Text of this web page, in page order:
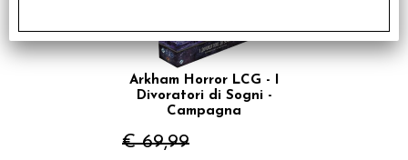
Arkham Horror LCG - I
Divoratori di Sogni -
Campagna
€ 69,99